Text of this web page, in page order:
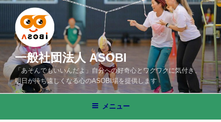
コ
ン
へ
ス
一般社団法人 ASOBI
「あそんでもいいんだよ」自分への好奇心とワクワクに気付き、
明日が待ち遠しくなる心のASOBI場を提供します
メニュー